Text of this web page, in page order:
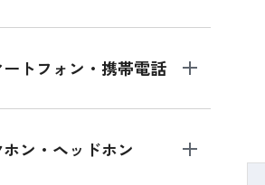
ートフォン・携帯電話
ホン・ヘッドホン